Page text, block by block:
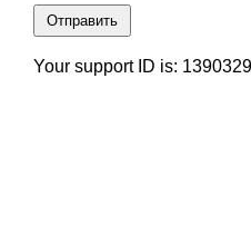
Отправить
Your support ID is: